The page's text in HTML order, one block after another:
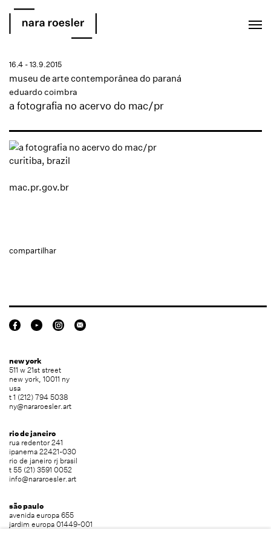
a fotografia no acervo do mac/pr
eduardo coimbra
museu de arte contemporânea do paraná
16.4 - 13.9.2015
curitiba, brazil
mac.pr.gov.br
compartilhar
new york
511 w 21st street
new york, 10011 ny
usa
t 1 (212) 794 5038
ny@nararoesler.art
rio de janeiro
rua redentor 241
ipanema 22421-030
rio de janeiro rj brasil
t 55 (21) 3591 0052
info@nararoesler.art
são paulo
avenida europa 655
jardim europa 01449-001